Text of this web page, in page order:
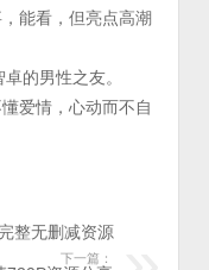
能看，但亮点高潮
的男性之友。
爱情，心动而不自
整无删减资源
下一篇：